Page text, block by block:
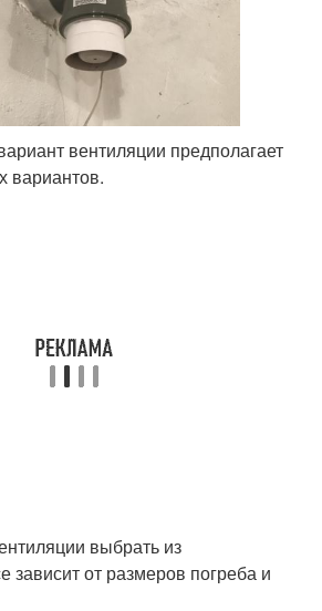
вентиляции предполагает
вариантов.
выбрать из
зависит от размеров погреба и